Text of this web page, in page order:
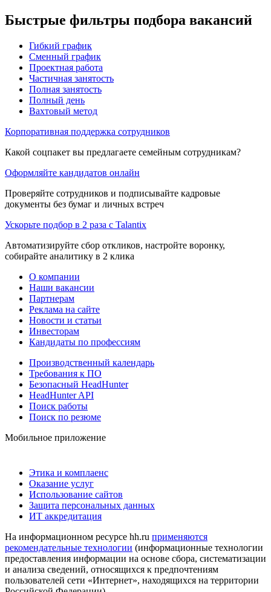
Быстрые фильтры подбора вакансий
Гибкий график
Сменный график
Проектная работа
Частичная занятость
Полная занятость
Полный день
Вахтовый метод
Корпоративная поддержка сотрудников
Какой соцпакет вы предлагаете семейным сотрудникам?
Оформляйте кандидатов онлайн
Проверяйте сотрудников и подписывайте кадровые
документы без бумаг и личных встреч
Ускорьте подбор в 2 раза с Talantix
Автоматизируйте сбор откликов, настройте воронку,
собирайте аналитику в 2 клика
О компании
Наши вакансии
Партнерам
Реклама на сайте
Новости и статьи
Инвесторам
Кандидаты по профессиям
Производственный календарь
Требования к ПО
Безопасный HeadHunter
HeadHunter API
Поиск работы
Поиск по резюме
Мобильное приложение
Этика и комплаенс
Оказание услуг
Использование сайтов
Защита персональных данных
ИТ аккредитация
На информационном ресурсе hh.ru применяются
рекомендательные технологии (информационные технологии
предоставления информации на основе сбора, систематизации
и анализа сведений, относящихся к предпочтениям
пользователей сети «Интернет», находящихся на территории